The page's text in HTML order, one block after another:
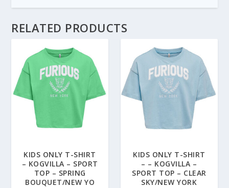
RELATED PRODUCTS
KIDS ONLY T-SHIRT
– KOGVILLA – SPORT
TOP – SPRING
BOUQUET/NEW YO
KIDS ONLY T-SHIRT
– – KOGVILLA –
SPORT TOP – CLEAR
SKY/NEW YORK